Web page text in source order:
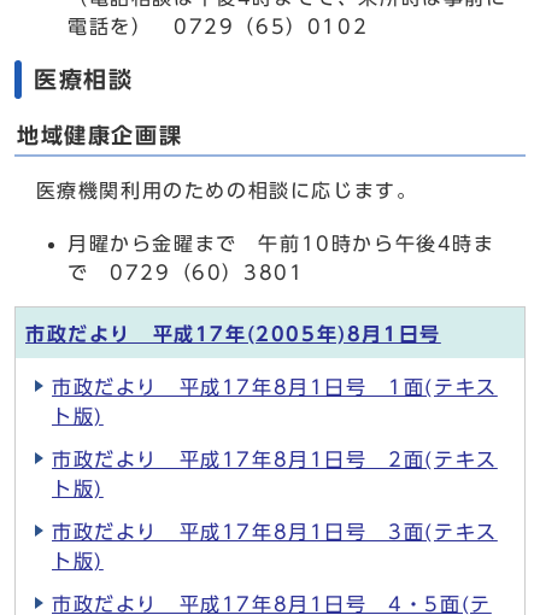
電話を） 0729（65）0102
医療相談
地域健康企画課
医療機関利用のための相談に応じます。
月曜から金曜まで 午前10時から午後4時ま
で 0729（60）3801
市政だより 平成17年(2005年)8月1日号
市政だより 平成17年8月1日号 1面(テキス
ト版)
市政だより 平成17年8月1日号 2面(テキス
ト版)
市政だより 平成17年8月1日号 3面(テキス
ト版)
市政だより 平成17年8月1日号 4・5面(テ